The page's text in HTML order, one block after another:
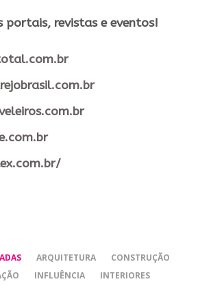
​portais, revistas e eventos​!
ARQUITETURA
CONSTRUÇÃO
INFLUÊNCIA
INTERIORES